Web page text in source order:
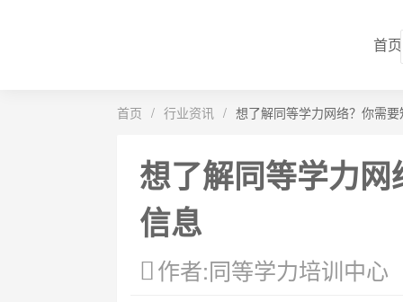
首页
首页 / 行业资讯 / 想了解同等学力网络？你需
想了解同等学力
信息
作者:同等学力培训中心